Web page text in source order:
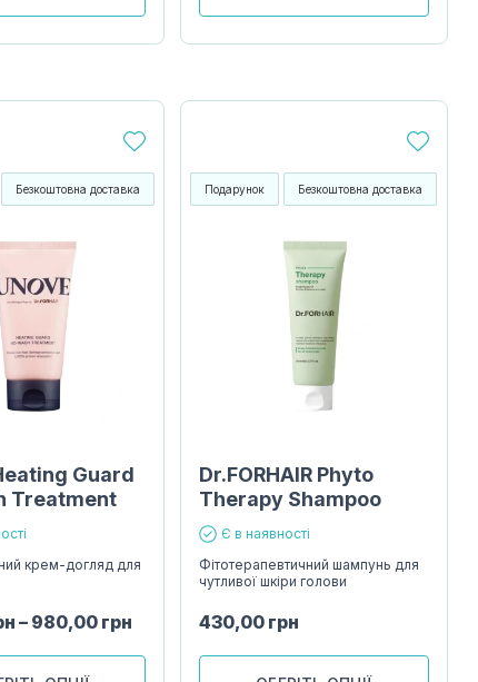
Безкоштовна доставка
Guard
Treatment
крем-догляд для
– 980,00 грн
Подарунок Безкоштовна доставка
Dr.FORHAIR Phyto
Therapy Shampoo
Є в наявності
Фітотерапевтичний шампунь для
чутливої шкіри голови
430,00 грн